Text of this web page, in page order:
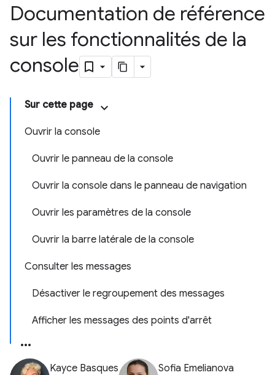
Documentation de référence
sur les fonctionnalités de la
console
Sur cette page
Ouvrir la console
Ouvrir le panneau de la console
Ouvrir la console dans le panneau de navigation
Ouvrir les paramètres de la console
Ouvrir la barre latérale de la console
Consulter les messages
Désactiver le regroupement des messages
Afficher les messages des points d'arrêt
Kayce Basques Sofia Emelianova